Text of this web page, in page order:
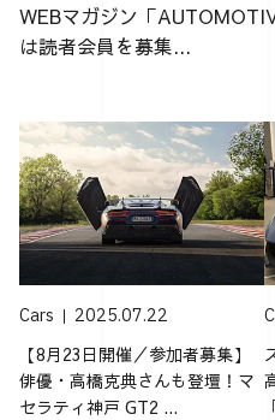
WEBマガジン「
は読者会員を募集...
Cars 2025.07.22
【8月23日開催／参加者募集】
俳優・高橋克典さんも登壇！マ
セラティ神戸 GT2 ...